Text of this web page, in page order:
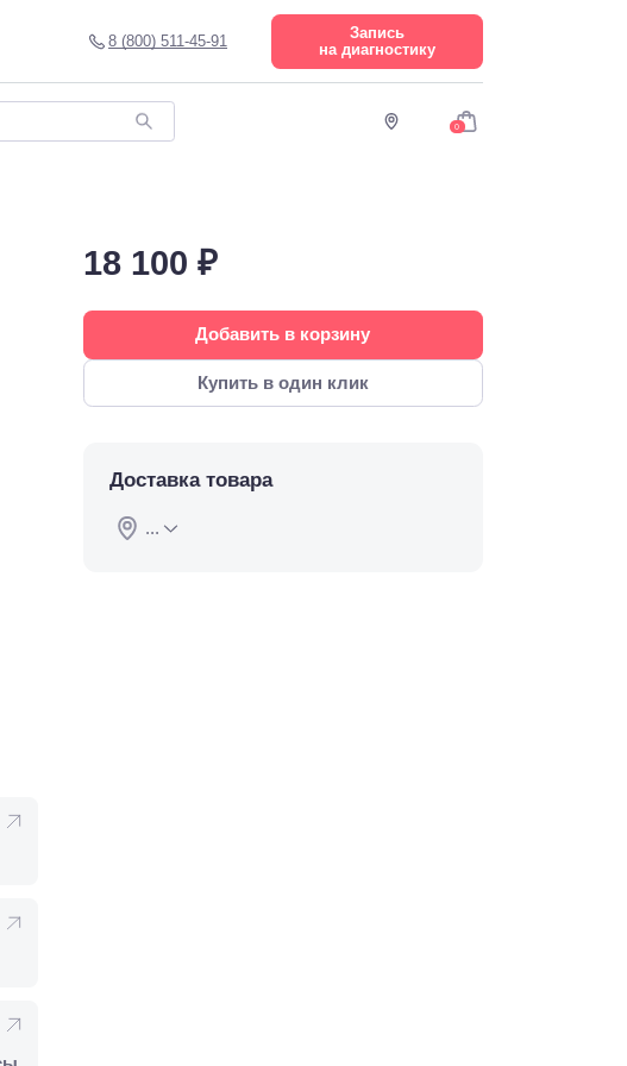
8 (800) 511-45-91
Запись
на диагностику
0
18 100 ₽
Добавить в корзину
Купить в один клик
Доставка товара
...